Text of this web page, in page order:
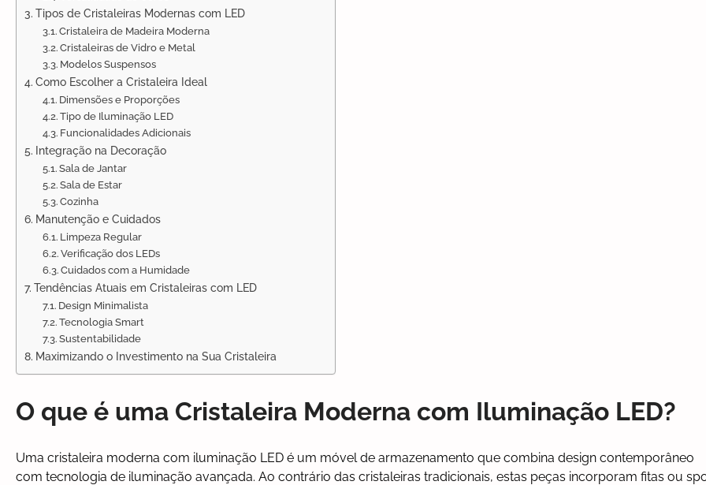
Tipos de Cristaleiras Modernas com LED
Cristaleira de Madeira Moderna
Cristaleiras de Vidro e Metal
Modelos Suspensos
Como Escolher a Cristaleira Ideal
Dimensões e Proporções
Tipo de Iluminação LED
Funcionalidades Adicionais
Integração na Decoração
Sala de Jantar
Sala de Estar
Cozinha
Manutenção e Cuidados
Limpeza Regular
Verificação dos LEDs
Cuidados com a Humidade
Tendências Atuais em Cristaleiras com LED
Design Minimalista
Tecnologia Smart
Sustentabilidade
Maximizando o Investimento na Sua Cristaleira
O que é uma Cristaleira Moderna com Iluminação LED?
Uma cristaleira moderna com iluminação LED é um móvel de armazenamento que combina design contemporâneo
com tecnologia de iluminação avançada. Ao contrário das cristaleiras tradicionais, estas peças incorporam fitas ou